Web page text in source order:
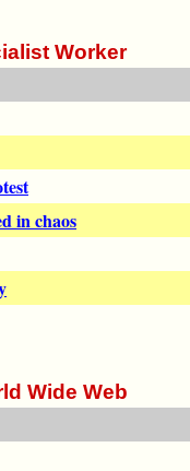
Worker
in chaos
Wide Web